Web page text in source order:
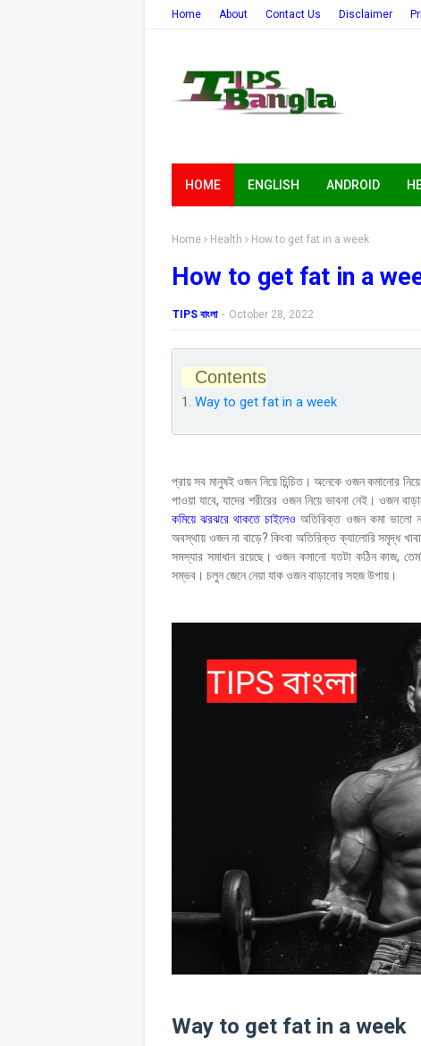
Home About Contact Us Disclaimer
HOME ENGLISH ANDROID
Home Health How to get fat in a week
How to get fat in a
TIPS বাংলা - October 28, 2022
Contents
Way to get fat in a week
প্রায় সব মানুষই ওজন নিয়ে চিন্চিত। অনেকে ওজন কমানোর
পাওয়া যাবে, যাদের শরীরের ওজন নিয়ে ভাবনা নেই। ওজন
কমিয়ে ঝরঝরে থাকতে চাইলেও অতিরিক্ত ওজন কমা ভালো
অবস্থায় ওজন না বাড়ে? কিংবা অতিরিক্ত ক্যালোরি সমৃদ্ধ
সমস্যার সমাধান রয়েছে। ওজন কমানো যতটা কঠিন কাজ,
সম্ভব। চলুন জেনে নেয়া যাক ওজন বাড়ানোর সহজ উপায়।
Way to get fat in a week